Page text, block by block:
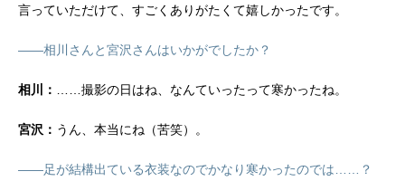
言っていただけて、すごくありがたくて嬉しかったです。
――相川さんと宮沢さんはいかがでしたか？
相川： ……撮影の日はね、なんていったって寒かったね。
宮沢： うん、本当にね（苦笑）。
――足が結構出ている衣装なのでかなり寒かったのでは……？